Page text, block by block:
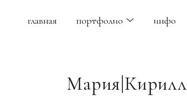
главная портфолио инфо
Мария|Кирилл